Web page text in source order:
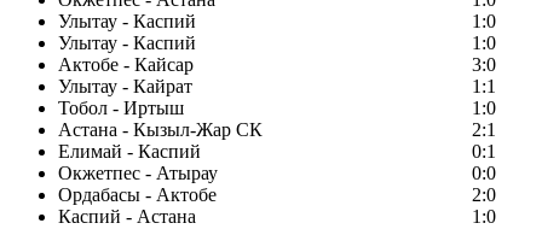
Улытау - Каспий
1:0
Улытау - Каспий
1:0
Актобе - Кайсар
3:0
Улытау - Кайрат
1:1
Тобол - Иртыш
1:0
Астана - Кызыл-Жар СК
2:1
Елимай - Каспий
0:1
Окжетпес - Атырау
0:0
Ордабасы - Актобе
2:0
Каспий - Астана
1:0